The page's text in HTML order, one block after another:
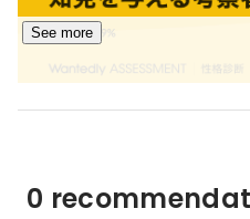
See more
0